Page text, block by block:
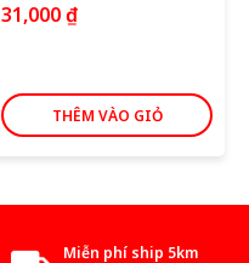
31,000₫
THÊM VÀO GIỎ
Miễn phí ship 5km